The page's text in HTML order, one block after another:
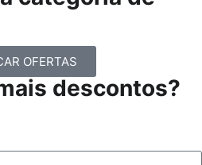
OFERTAS
descontos?